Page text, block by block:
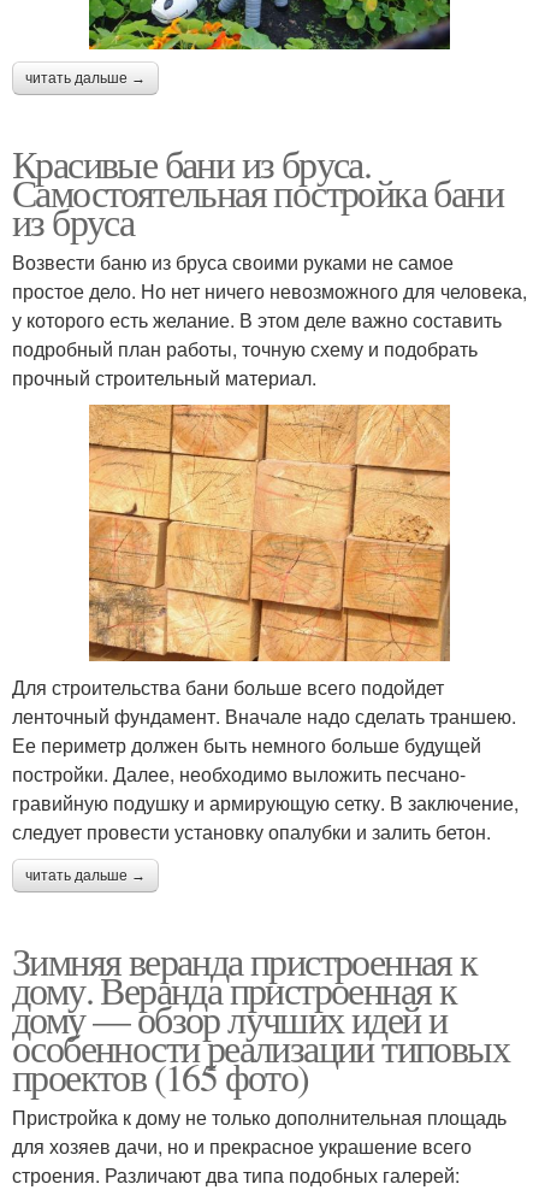
читать дальше →
Красивые бани из бруса.
Самостоятельная постройка бани
из бруса
Возвести баню из бруса своими руками не самое
простое дело. Но нет ничего невозможного для человека,
у которого есть желание. В этом деле важно составить
подробный план работы, точную схему и подобрать
прочный строительный материал.
Для строительства бани больше всего подойдет
ленточный фундамент. Вначале надо сделать траншею.
Ее периметр должен быть немного больше будущей
постройки. Далее, необходимо выложить песчано-
гравийную подушку и армирующую сетку. В заключение,
следует провести установку опалубки и залить бетон.
читать дальше →
Зимняя веранда пристроенная к
дому. Веранда пристроенная к
дому — обзор лучших идей и
особенности реализации типовых
проектов (165 фото)
Пристройка к дому не только дополнительная площадь
для хозяев дачи, но и прекрасное украшение всего
строения. Различают два типа подобных галерей: